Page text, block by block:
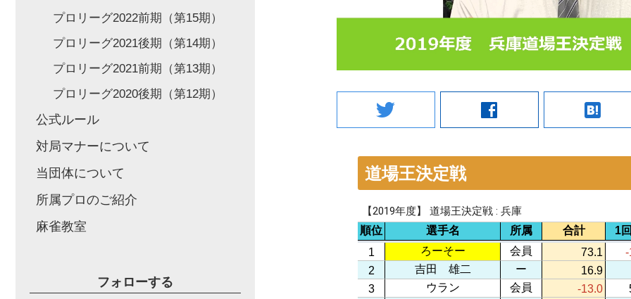
twitter facebook hatenabookmark
道場王決定戦
プロリーグ2022前期（第15期）
プロリーグ2021後期（第14期）
プロリーグ2021前期（第13期）
プロリーグ2020後期（第12期）
公式ルール
対局マナーについて
当団体について
所属プロのご紹介
麻雀教室
フォローする